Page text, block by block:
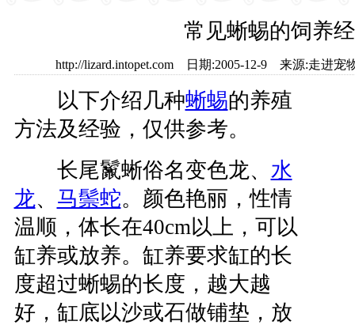
常见蜥蜴的饲养
http://lizard.intopet.com 日期:2005-12-9 来源:走进
以下介绍几种蜥蜴的养殖
方法及经验，仅供参考。
长尾鬣蜥俗名变色龙、 水
龙、 马鬃蛇。颜色艳丽，性情
温顺，体长在40cm以上，可以
缸养或放养。缸养要求缸的长
度超过蜥蜴的长度，越大越
好，缸底以沙或石做铺垫，放